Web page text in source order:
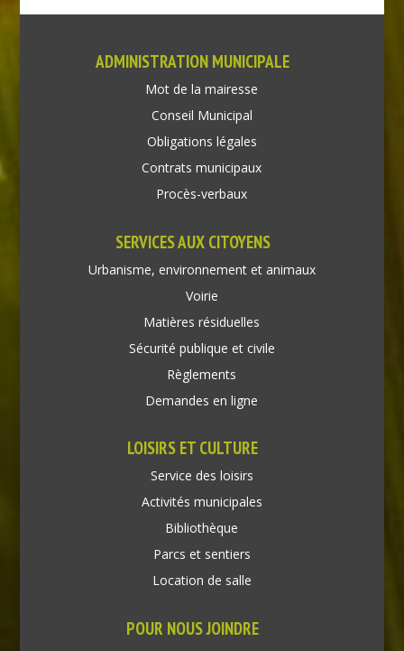
ADMINISTRATION MUNICIPALE
Mot de la mairesse
Conseil Municipal
Obligations légales
Contrats municipaux
Procès-verbaux
SERVICES AUX CITOYENS
Urbanisme, environnement et animaux
Voirie
Matières résiduelles
Sécurité publique et civile
Règlements
Demandes en ligne
LOISIRS ET CULTURE
Service des loisirs
Activités municipales
Bibliothèque
Parcs et sentiers
Location de salle
POUR NOUS JOINDRE